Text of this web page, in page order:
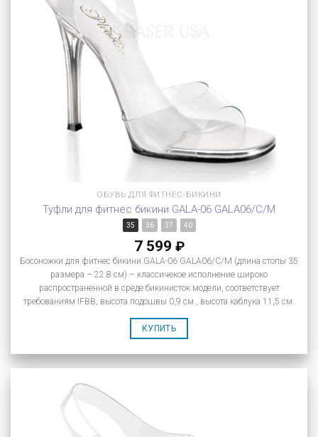
ОБУВЬ ДЛЯ ФИТНЕС-БИКИНИ
Туфли для фитнес бикини GALA-06 GALA06/C/M
35 36 37 40
7 599 ₽
Босоножки для фитнес бикини GALA-06 GALA06/C/M (длина стопы 35
размера – 22.8 см) – классичекое исполнение широко
распространенной в среде бикинисток модели, соответствует
требованиям IFBB, высота подошвы 0,9 см., высота каблука 11,5 см.
КУПИТЬ